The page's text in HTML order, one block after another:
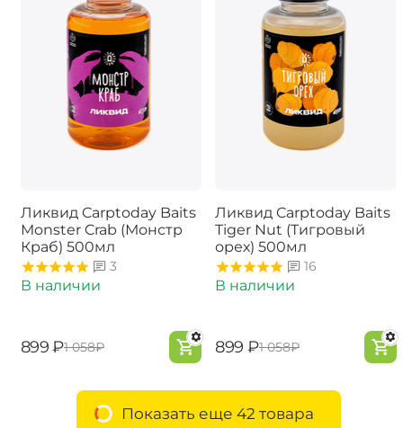
Ликвид Carptoday Baits
Monster Crab (Монстр
Краб) 500мл
3
В наличии
‍899‍ ₽‍1 058‍₽
Ликвид Carptoday Baits
Tiger Nut (Тигровый
орех) 500мл
16
В наличии
‍899‍ ₽‍1 058‍₽
Показать еще 42 товара